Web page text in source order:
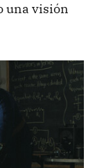
una visión